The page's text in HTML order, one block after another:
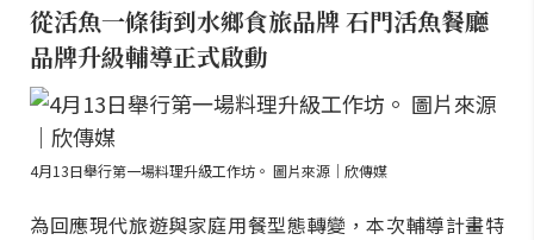
從活魚一條街到水鄉食旅品牌 石門活魚餐廳
品牌升級輔導正式啟動
4月13日舉行第一場料理升級工作坊。 圖片來源｜欣傳媒
為回應現代旅遊與家庭用餐型態轉變，本次輔導計畫特